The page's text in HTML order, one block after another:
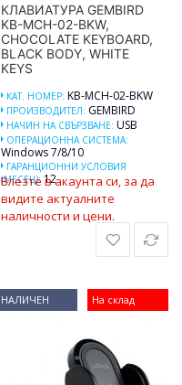
КЛАВИАТУРА GEMBIRD
KB-MCH-02-BKW,
CHOCOLATE KEYBOARD,
BLACK BODY, WHITE
KEYS
КАТ. НОМЕР: KB-MCH-02-BKW
ПРОИЗВОДИТЕЛ: GEMBIRD
НАЧИН НА СВЪРЗВАНЕ: USB
ОПЕРАЦИОННА СИСТЕМА:
Windows 7/8/10
ГАРАНЦИОННИ УСЛОВИЯ
(МЕСЕЦ): 12
Влезте в акаунта си, за да
видите актуалните
наличности и цени.
На склад
НАЛИЧЕН